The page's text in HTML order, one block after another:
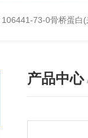
106441-73-0骨桥蛋白
产品中心